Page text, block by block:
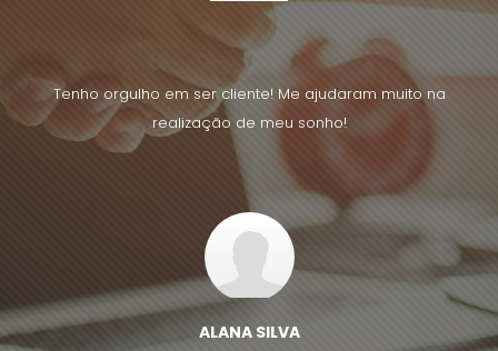
Tenho orgulho em ser cliente! Me ajudaram muito na
realização de meu sonho!
ALANA SILVA